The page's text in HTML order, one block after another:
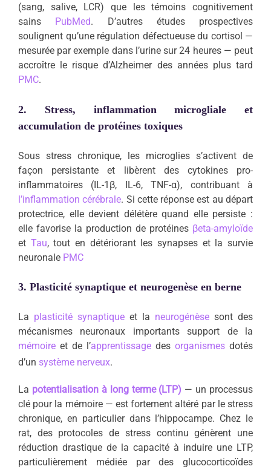
(sang, salive, LCR) que les témoins cognitivement
sains PubMed. D’autres études prospectives
soulignent qu’une régulation défectueuse du cortisol —
mesurée par exemple dans l’urine sur 24 heures — peut
accroître le risque d’Alzheimer des années plus tard
PMC.
2. Stress, inflammation microgliale et
accumulation de protéines toxiques
Sous stress chronique, les microglies s’activent de
façon persistante et libèrent des cytokines pro-
inflammatoires (IL-1β, IL-6, TNF-α), contribuant à
l’inflammation cérébrale. Si cette réponse est au départ
protectrice, elle devient délétère quand elle persiste :
elle favorise la production de protéines βeta-amyloïde
et Tau, tout en détériorant les synapses et la survie
neuronale PMC
3. Plasticité synaptique et neurogenèse en berne
La plasticité synaptique et la neurogénèse sont des
mécanismes neuronaux importants support de la
mémoire et de l’apprentissage des organismes dotés
d’un système nerveux.
La potentialisation à long terme (LTP) — un processus
clé pour la mémoire — est fortement altéré par le stress
chronique, en particulier dans l’hippocampe. Chez le
rat, des protocoles de stress continu génèrent une
réduction drastique de la capacité à induire une LTP,
particulièrement médiée par des glucocorticoïdes